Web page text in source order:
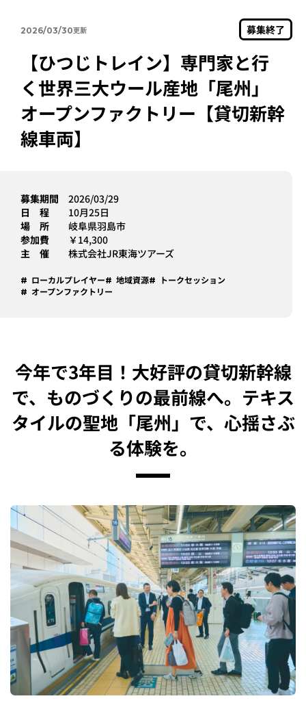
2026/03/30
【ひつじトレイン】専門家と行
く世界三大ウール産地「尾州」
オープンファクトリー【貸切新幹
線車両】
募集終了
募集期間
2026/03/29
日 程
10月25日
場 所
岐阜県羽島市
参加費
￥14,300
主 催
株式会社JR東海ツアーズ
ローカルプレイヤー 地域資源
トークセッション
オープンファクトリー
今年で3年目！大好評の貸切新幹線
で、ものづくりの最前線へ。テキス
タイルの聖地「尾州」で、心揺さぶ
る体験を。